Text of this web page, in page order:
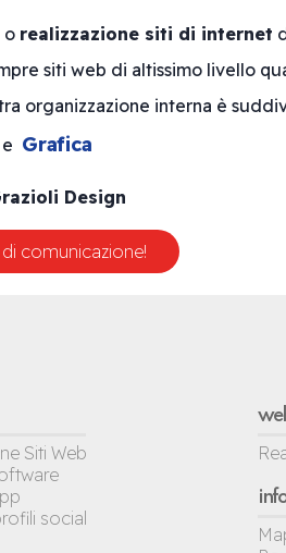
o realizzazione siti di internet
siti web di altissimo livello
organizzazione interna è
e Grafica
comunicazione!
Siti Web
social